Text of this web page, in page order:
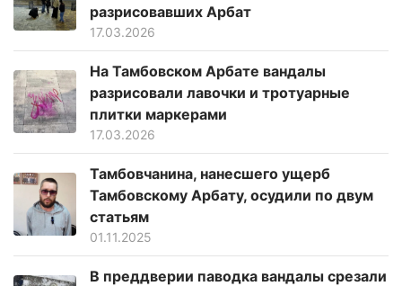
разрисовавших Арбат
17.03.2026
На Тамбовском Арбате вандалы
разрисовали лавочки и тротуарные
плитки маркерами
17.03.2026
Тамбовчанина, нанесшего ущерб
Тамбовскому Арбату, осудили по двум
статьям
01.11.2025
В преддверии паводка вандалы срезали